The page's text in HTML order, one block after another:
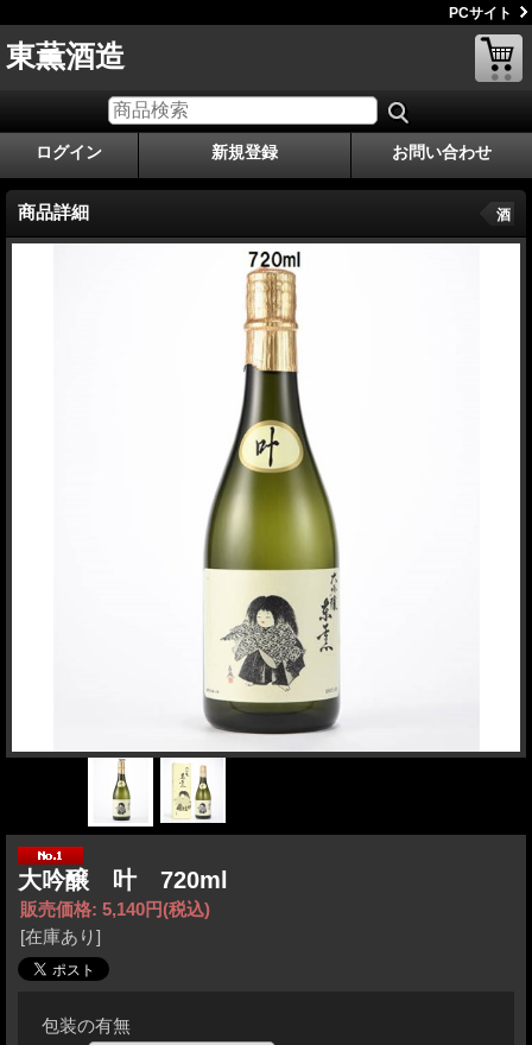
PCサイト
東薫酒造
ログイン 新規登録 お問い合わせ
商品詳細 酒
大吟醸 叶 720ml
販売価格: 5,140円(税込)
[在庫あり]
包装の有無